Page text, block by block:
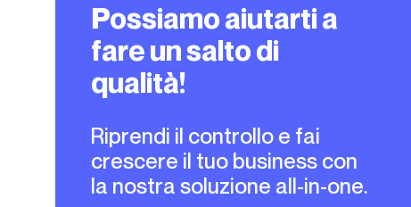
Possiamo aiutarti a
fare un salto di
qualità!
Riprendi il controllo e fai
crescere il tuo business con
la nostra soluzione all-in-one.